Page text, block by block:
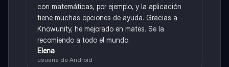
con matemáticas, por ejemplo, y la aplicación
tiene muchas opciones de ayuda. Gracias a
Knowunity, he mejorado en mates. Se la
recomiendo a todo el mundo.
Elena
usuaria de Android